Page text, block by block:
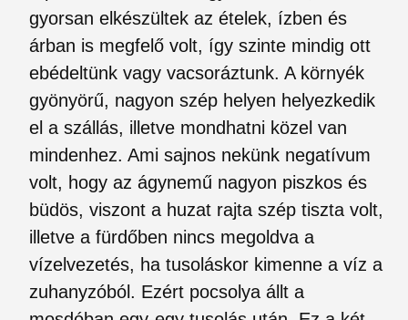
gyorsan elkészültek az ételek, ízben és
árban is megfelő volt, így szinte mindig ott
ebédeltünk vagy vacsoráztunk. A környék
gyönyörű, nagyon szép helyen helyezkedik
el a szállás, illetve mondhatni közel van
mindenhez. Ami sajnos nekünk negatívum
volt, hogy az ágynemű nagyon piszkos és
büdös, viszont a huzat rajta szép tiszta volt,
illetve a fürdőben nincs megoldva a
vízelvezetés, ha tusoláskor kimenne a víz a
zuhanyzóból. Ezért pocsolya állt a